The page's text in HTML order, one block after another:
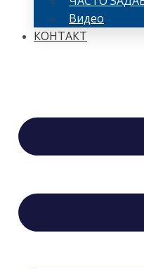
Видео
КОНТАКТ